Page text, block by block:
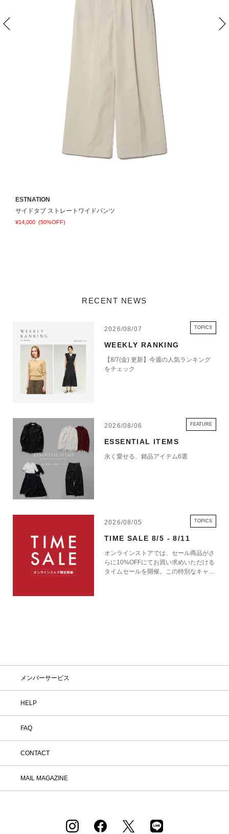
ESTNATION
サイドタブ ストレートワイドパンツ
¥14,000 (50%OFF)
RECENT NEWS
2026/08/07 TOPICS
WEEKLY RANKING
【8/7(金) 更新】今週の人気ランキング
をチェック
2026/08/06 FEATURE
ESSENTIAL ITEMS
永く愛せる、銘品アイテム6選
2026/08/05 TOPICS
TIME SALE 8/5 - 8/11
オンラインストアでは、セール商品がさ
らに10%OFFにてお買い求めいただける
タイムセールを開催。この特別なキャン
メンバーサービス
HELP
FAQ
CONTACT
MAIL MAGAZINE